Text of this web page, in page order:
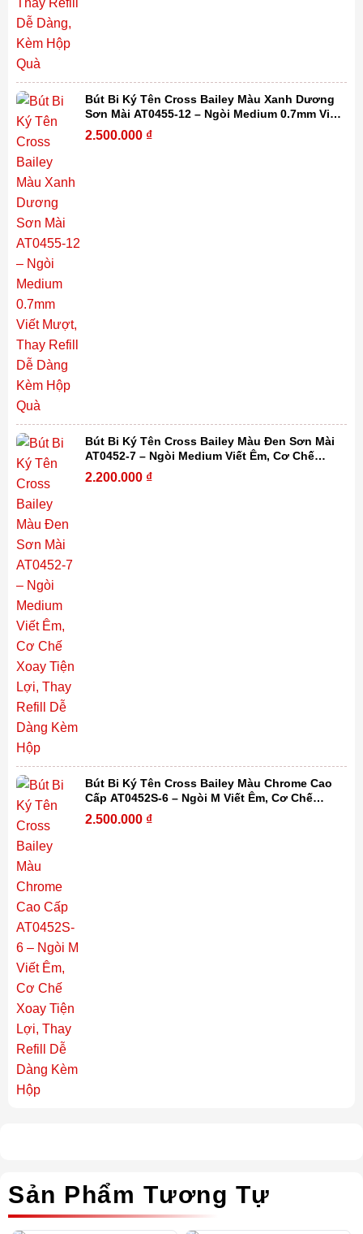
Bút Bi Ký Tên Cross Bailey Màu Xanh Dương
Sơn Mài AT0455-12 – Ngòi Medium 0.7mm Viết
Mượt, Thay Refill Dễ Dàng Kèm Hộp Quà
2.500.000 ₫
Bút Bi Ký Tên Cross Bailey Màu Đen Sơn Mài
AT0452-7 – Ngòi Medium Viết Êm, Cơ Chế
Xoay Tiện Lợi, Thay Refill Dễ Dàng Kèm Hộp
2.200.000 ₫
Bút Bi Ký Tên Cross Bailey Màu Chrome Cao
Cấp AT0452S-6 – Ngòi M Viết Êm, Cơ Chế
Xoay Tiện Lợi, Thay Refill Dễ Dàng Kèm Hộp
2.500.000 ₫
Sản Phẩm Tương Tự